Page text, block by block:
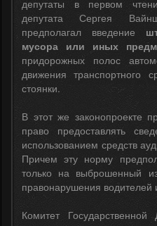
депутаты в первом
депутата Сергея
предполагал введение
мусора или иных
придорожных полос
движения транспортного
стоянки.
В этот же законопроекте
право предоставлять
использованием средств
Причем эту норму
только на выброшенный
правонарушения водителей
Комитет